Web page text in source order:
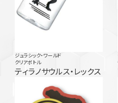
ジュラシック・ワールド
クリアボトル
ティラノサウルス・レックス